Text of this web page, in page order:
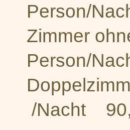
Person/
Zimmer
Person/
/Nacht